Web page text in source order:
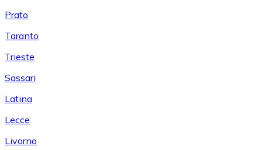
Prato
Taranto
Trieste
Sassari
Latina
Lecce
Livorno